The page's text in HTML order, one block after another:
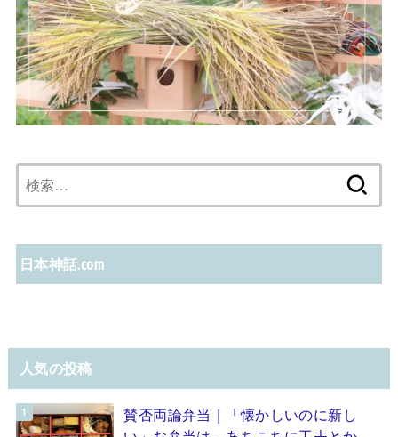
索:
日本神話.com
人気の投稿
賛否両論弁当｜「懐かしいのに新し